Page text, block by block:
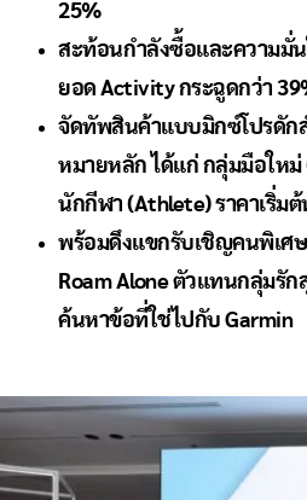
25%
สะท้อนกำลังซื้อและความมั่น
ยอด Activity กระฉูดกว่า
จัดทัพสินค้าแบบมิกซ์โปรดัก
หมายหลัก ได้แก่ กลุ่มมือใหม่
นักกีฬา (Athlete) ราคาเริ่มต้
พร้อมดึงแขกรับเชิญคนพิเศษ
Roam Alone ตัวแทนกลุ่มรั
ค้นหาข้อที่ใช่ไปกับ Garmin